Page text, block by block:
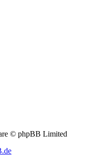
© phpBB Limited